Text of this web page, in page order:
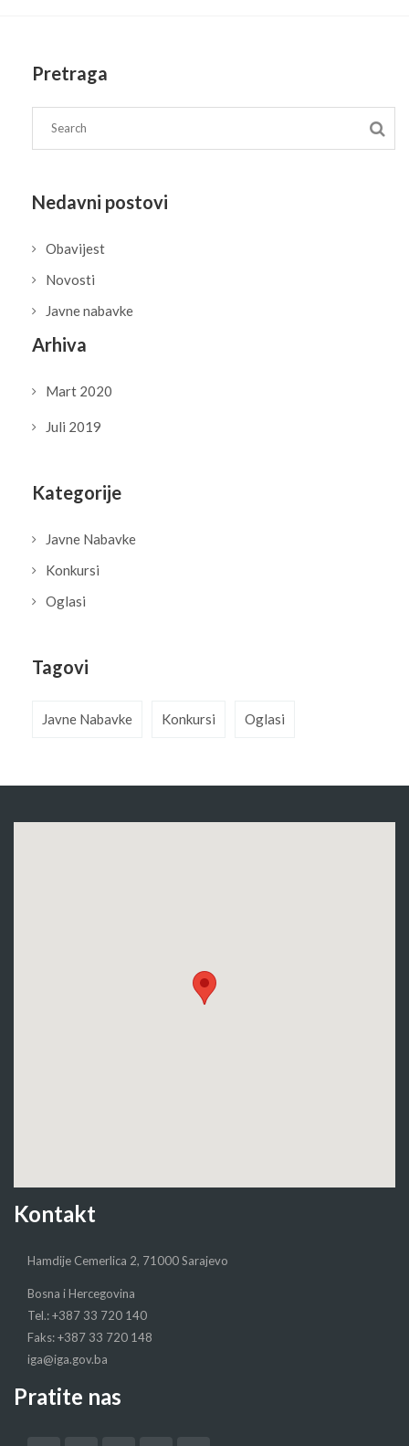
Pretraga
Nedavni postovi
Obavijest
Novosti
Javne nabavke
Arhiva
Mart 2020
Juli 2019
Kategorije
Javne Nabavke
Konkursi
Oglasi
Tagovi
Javne Nabavke Konkursi Oglasi
Kontakt
Hamdije Cemerlica 2, 71000 Sarajevo
Bosna i Hercegovina
Tel.: +387 33 720 140
Faks: +387 33 720 148
iga@iga.gov.ba
Pratite nas